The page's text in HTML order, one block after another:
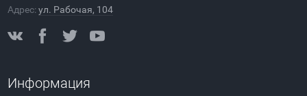
Адрес:ул. Рабочая, 104
Информация